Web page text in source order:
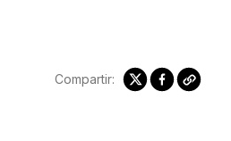
Compartir: